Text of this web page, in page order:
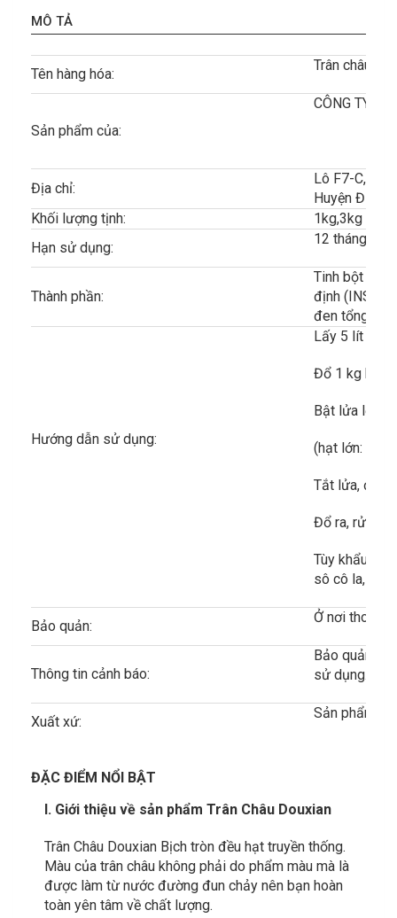
MÔ TẢ
Tên hàng hóa:
Trân châu
Sản phẩm của:
CÔNG TY
Địa chỉ:
Lô F7-C,
Huyện Đức
Khối lượng tịnh:
1kg,3kg
Hạn sử dụng:
12 tháng kể
Thành phần:
Tinh bột
định (INS
đen tổng hợp.
Hướng dẫn sử dụng:
Lấy 5 lít
Đổ 1 kg hạt
Bật lửa lớn,
(hạt lớn: 30
Tắt lửa, đậy
Đổ ra, rửa lại
Tùy khẩu vị,
sô cô la,
Bảo quản:
Ở nơi thoáng
Thông tin cảnh báo:
Bảo quản
sử dụng.
Xuất xứ:
Sản phẩm
ĐẶC ĐIỂM NỔI BẬT
I. Giới thiệu về sản phẩm Trân Châu Douxian
Trân Châu Douxian Bịch tròn đều hạt truyền thống.
Màu của trân châu không phải do phẩm màu mà là
được làm từ nước đường đun chảy nên bạn hoàn
toàn yên tâm về chất lượng.